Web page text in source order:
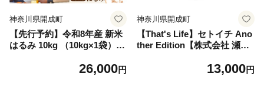
神奈川県開成町
【先行予約】令和8年産 新米
はるみ 10kg （10kg×1袋）単
コメ お米 10kg ブランド米 開
26,000円
神奈川県開成町
【That's Life】セトイチ Ano
ther Edition【株式会社 瀬戸
酒 純米吟醸 愛山 [BDAI003-
13,000円